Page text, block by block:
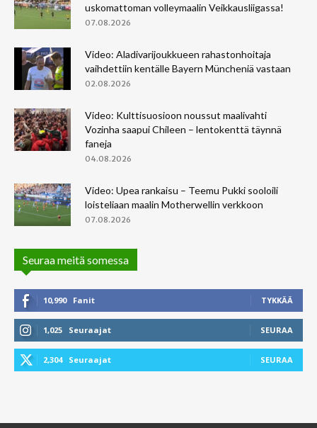
uskomattoman volleymaalin Veikkausliigassa!
07.08.2026
Video: Aladivarijoukkueen rahastonhoitaja
vaihdettiin kentälle Bayern Müncheniä vastaan
02.08.2026
Video: Kulttisuosioon noussut maalivahti
Vozinha saapui Chileen – lentokenttä täynnä
faneja
04.08.2026
Video: Upea rankaisu – Teemu Pukki sooloili
loisteliaan maalin Motherwellin verkkoon
07.08.2026
Seuraa meitä somessa
10,990 Fanit TYKKÄÄ
1,025 Seuraajat SEURAA
2,304 Seuraajat SEURAA